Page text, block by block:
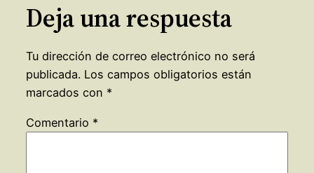
Deja una respuesta
Tu dirección de correo electrónico no será
publicada. Los campos obligatorios están
marcados con *
Comentario *